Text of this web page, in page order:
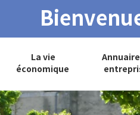
La vie
économique